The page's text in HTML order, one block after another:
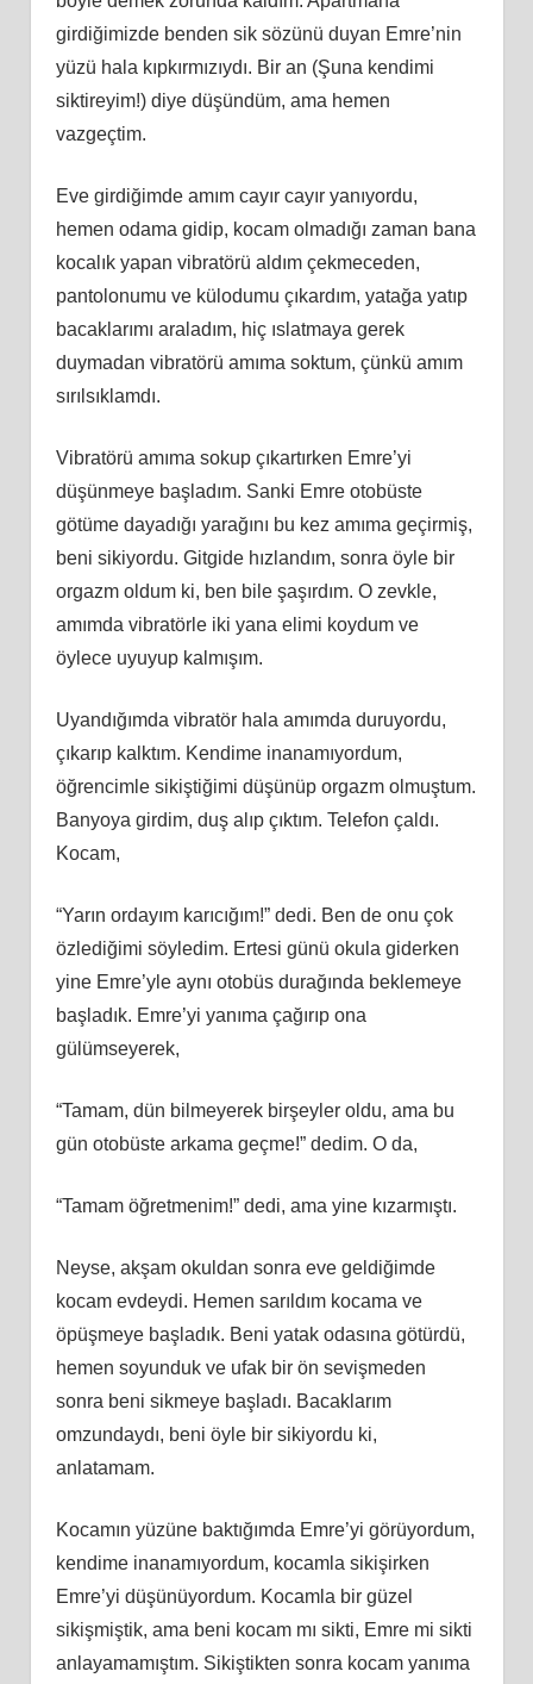
girdiğimizde benden sik sözünü duyan Emre’nin
yüzü hala kıpkırmızıydı. Bir an (Şuna kendimi
siktireyim!) diye düşündüm, ama hemen
vazgeçtim.
Eve girdiğimde amım cayır cayır yanıyordu,
hemen odama gidip, kocam olmadığı zaman bana
kocalık yapan vibratörü aldım çekmeceden,
pantolonumu ve külodumu çıkardım, yatağa yatıp
bacaklarımı araladım, hiç ıslatmaya gerek
duymadan vibratörü amıma soktum, çünkü amım
sırılsıklamdı.
Vibratörü amıma sokup çıkartırken Emre’yi
düşünmeye başladım. Sanki Emre otobüste
götüme dayadığı yarağını bu kez amıma geçirmiş,
beni sikiyordu. Gitgide hızlandım, sonra öyle bir
orgazm oldum ki, ben bile şaşırdım. O zevkle,
amımda vibratörle iki yana elimi koydum ve
öylece uyuyup kalmışım.
Uyandığımda vibratör hala amımda duruyordu,
çıkarıp kalktım. Kendime inanamıyordum,
öğrencimle sikiştiğimi düşünüp orgazm olmuştum.
Banyoya girdim, duş alıp çıktım. Telefon çaldı.
Kocam,
“Yarın ordayım karıcığım!” dedi. Ben de onu çok
özlediğimi söyledim. Ertesi günü okula giderken
yine Emre’yle aynı otobüs durağında beklemeye
başladık. Emre’yi yanıma çağırıp ona
gülümseyerek,
“Tamam, dün bilmeyerek birşeyler oldu, ama bu
gün otobüste arkama geçme!” dedim. O da,
“Tamam öğretmenim!” dedi, ama yine kızarmıştı.
Neyse, akşam okuldan sonra eve geldiğimde
kocam evdeydi. Hemen sarıldım kocama ve
öpüşmeye başladık. Beni yatak odasına götürdü,
hemen soyunduk ve ufak bir ön sevişmeden
sonra beni sikmeye başladı. Bacaklarım
omzundaydı, beni öyle bir sikiyordu ki,
anlatamam.
Kocamın yüzüne baktığımda Emre’yi görüyordum,
kendime inanamıyordum, kocamla sikişirken
Emre’yi düşünüyordum. Kocamla bir güzel
sikişmiştik, ama beni kocam mı sikti, Emre mi sikti
anlayamamıştım. Sikiştikten sonra kocam yanıma